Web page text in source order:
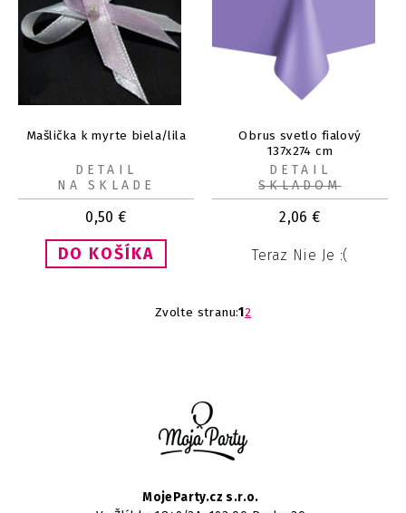
Mašlička k myrte biela/lila
0,50 €
DETAIL
NA SKLADE
Obrus svetlo fialový
137x274 cm
2,06 €
Teraz Nie Je :(
DETAIL
SKLADOM
Zvolte stranu:12
MojeParty.cz s.r.o.